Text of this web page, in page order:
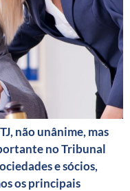
não unânime, mas
no Tribunal
e sócios,
os principais